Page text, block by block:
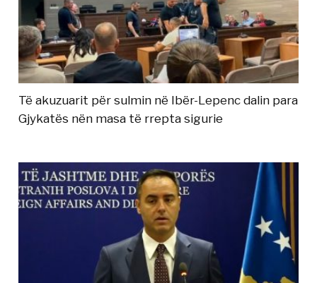
Të akuzuarit për sulmin në Ibër-Lepenc dalin para
Gjykatës nën masa të rrepta sigurie